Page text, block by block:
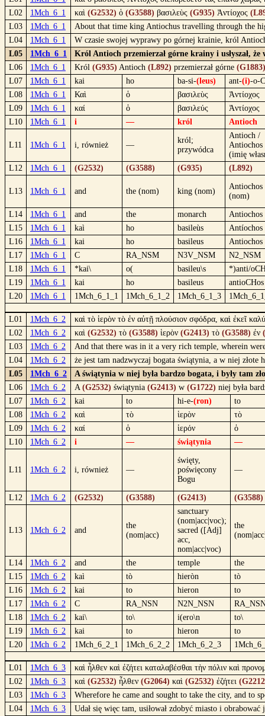
L02
1Mch_6_1 καὶ (G2532) ὁ (G3588) βασιλεὺς (G935) Ἀντίοχος
L03
1Mch_6_1
About that time king Antiochus travelling through the
L04
1Mch_6_1
W czasie swojej wyprawy po górnej krainie, król
L05
1Mch_6_1
Król Antioch przemierzał górne krainy i usłyszał,
L06
1Mch_6_1 Król (G935) Antioch (L892) przemierzał górne (G1883)
L07
1Mch_6_1 kai ho ba-si-(leus) ant-(i)-o-
L08
1Mch_6_1 Καὶ ὁ βασιλεὺς
Ἀντίοχος
L09
1Mch_6_1 καί ὁ βασιλεύς
Ἀντίοχος
L10
1Mch_6_1 i — król Antioch
L11 1Mch_6_1 i, również —
król;
przywódca
Antioch /
Antiochos
(imię
L12
1Mch_6_1 (G2532) (G3588) (G935) (L892)
L13 1Mch_6_1 and the (nom) king (nom)
Antiochos
(nom)
L14 1Mch_6_1 and the monarch
Antiochos
L15
1Mch_6_1 kaì ho basileùs
Antíochos
L16
1Mch_6_1 kai ho basileus
Antiochos
L17
1Mch_6_1 C RA_NSM N3V_NSM
N2_NSM
L18
1Mch_6_1 *kai\ o( basileu\s
*)anti/
L19
1Mch_6_1 kai ho basileus
antioCHos
L20
1Mch_6_1 1Mch_6_1_1 1Mch_6_1_2 1Mch_6_1_3
L01 1Mch_6_2
καὶ τὸ ἱερὸν τὸ ἐν αὐτῇ πλούσιον σφόδρα, καὶ ἐκεῖ
L02
1Mch_6_2 καὶ (G2532) τὸ (G3588) ἱερὸν (G2413) τὸ (G3588) ἐν
L03
1Mch_6_2
And that there was in it a very rich temple, wherein
L04
1Mch_6_2
że jest tam nadzwyczaj bogata świątynia, a w niej
L05
1Mch_6_2
A świątynia w niej była bardzo bogata, i były tam
L06
1Mch_6_2 A (G2532) świątynia (G2413) w (G1722) niej była
L07
1Mch_6_2 kai to hi-e-(ron)
to
L08
1Mch_6_2 καὶ τὸ ἱερὸν
τὸ
L09
1Mch_6_2 καί ὁ ἱερόν
ὁ
L10
1Mch_6_2 i — świątynia —
L11 1Mch_6_2 i, również —
święty,
poświęcony
Bogu
—
L12 1Mch_6_2 (G2532) (G3588) (G2413) (G3588)
L13 1Mch_6_2 and
the
(nom|acc)
sanctuary
(nom|acc|voc);
sacred ([Adj]
acc,
nom|acc|voc)
the
L14 1Mch_6_2 and the temple
the
L15
1Mch_6_2 kaì tò hieròn
tò
L16
1Mch_6_2 kai to hieron
to
L17
1Mch_6_2 C RA_NSN N2N_NSN
L18
1Mch_6_2 kai\ to\ i(ero\n
to\
L19
1Mch_6_2 kai to hieron
to
L20
1Mch_6_2 1Mch_6_2_1 1Mch_6_2_2 1Mch_6_2_3
L01 1Mch_6_3
καὶ ἦλθεν καὶ ἐζήτει καταλαβέσθαι τὴν πόλιν καὶ
L02
1Mch_6_3 καὶ (G2532) ἦλθεν (G2064) καὶ (G2532) ἐζήτει
L03
1Mch_6_3
Wherefore he came and sought to take the city, and to
L04
1Mch_6_3
Udał się więc tam, usiłował zdobyć miasto i